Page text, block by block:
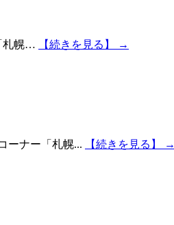
札幌… 【続きを見る】 →
ーナー「札幌...
【続きを見る】 →